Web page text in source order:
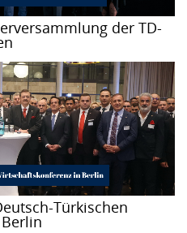
der TD-
Türkischen